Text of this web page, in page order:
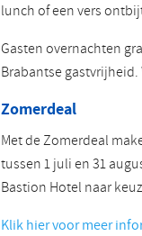
lunch of een vers
Gasten overnachten
Brabantse
Zomerdeal
Met de Zomerdeal
tussen 1 juli en 31
Bastion Hotel naar
Klik hier voor meer